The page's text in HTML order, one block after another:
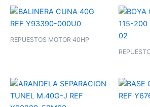
REPUESTOS MOTOR 40HP